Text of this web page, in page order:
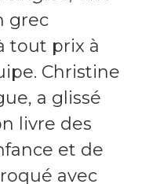
grec
tout prix à
Christine
a glissé
livre des
et de
avec